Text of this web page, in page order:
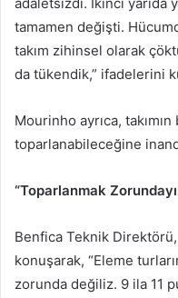
adaletsizdi. İkinci
tamamen değişti.
takım zihinsel olarak
da tükendik,” ifadelerini
Mourinho ayrıca,
toparlanabileceğine
“Toparlanmak
Benfica Teknik
konuşarak, “Eleme
zorunda değiliz. 9 ila 11